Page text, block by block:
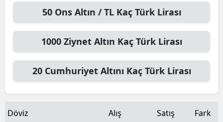
50 Ons Altın / TLKaç Türk Lirası
1000 Ziynet Altın Kaç Türk Lirası
20 Cumhuriyet Altını Kaç Türk Lirası
Döviz Alış Satış Fark